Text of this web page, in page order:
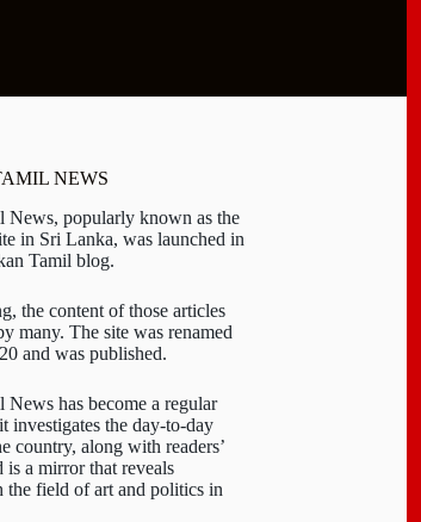
NEWS
News, popularly known as the
in Sri Lanka, was launched in
Tamil blog.
the content of those articles
many. The site was renamed
and was published.
News has become a regular
investigates the day-to-day
country, along with readers’
is a mirror that reveals
field of art and politics in